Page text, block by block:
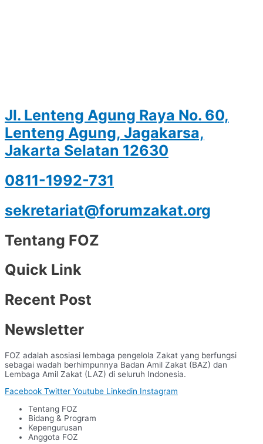
Jl. Lenteng Agung Raya No. 60,
Lenteng Agung, Jagakarsa,
Jakarta Selatan 12630
0811-1992-731
sekretariat@forumzakat.org
Tentang FOZ
Quick Link
Recent Post
Newsletter
FOZ adalah asosiasi lembaga pengelola Zakat yang berfungsi
sebagai wadah berhimpunnya Badan Amil Zakat (BAZ) dan
Lembaga Amil Zakat (LAZ) di seluruh Indonesia.
Facebook Twitter Youtube Linkedin Instagram
Tentang FOZ
Bidang & Program
Kepengurusan
Anggota FOZ